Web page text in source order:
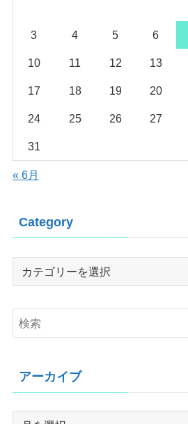
3 4 5 6
10 11 12 13
17 18 19 20
24 25 26 27
31
« 6月
Category
Category
アーカイブ